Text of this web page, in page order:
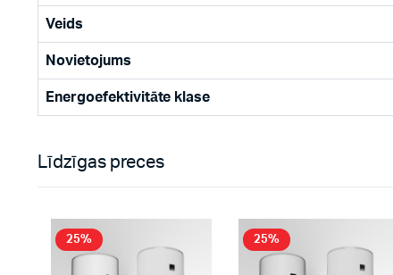
Veids
Novietojums
Energoefektivitāte klase
Līdzīgas preces
25% 25%